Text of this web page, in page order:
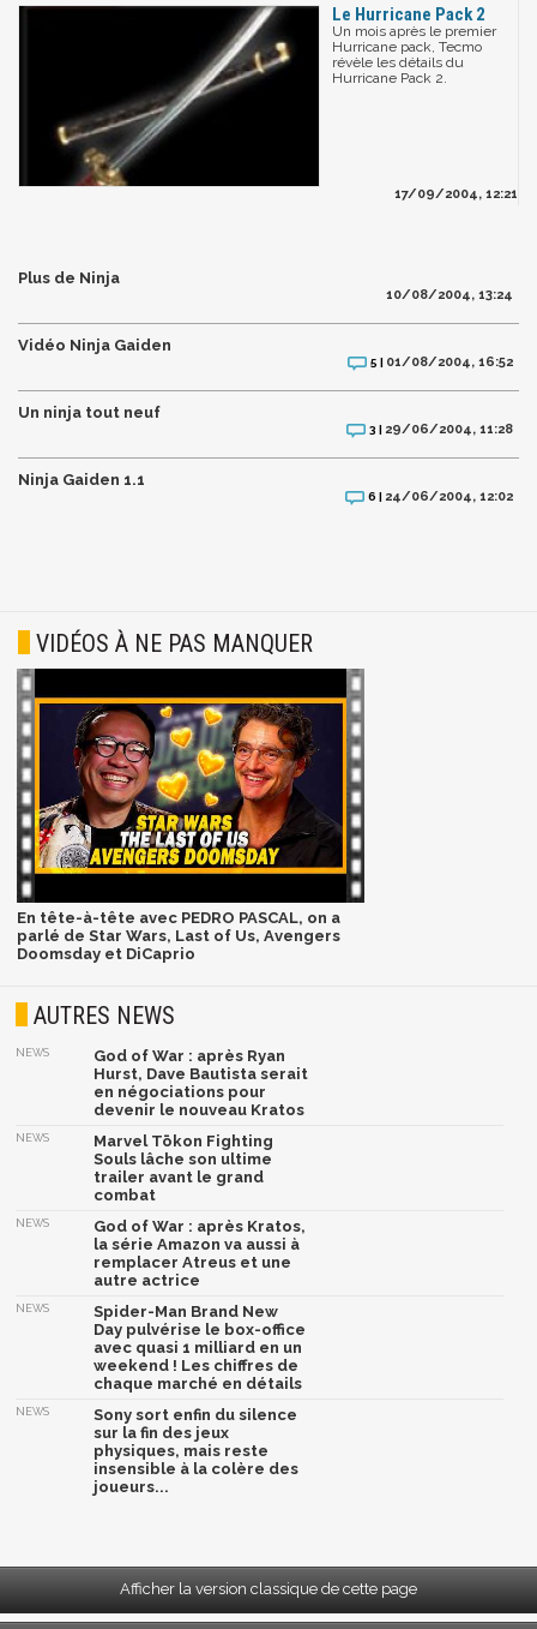
Le Hurricane Pack 2
Un mois après le premier
Hurricane pack, Tecmo
révèle les détails du
Hurricane Pack 2.
17/09/2004, 12:21
Plus de Ninja
10/08/2004, 13:24
Vidéo Ninja Gaiden
5 | 01/08/2004, 16:52
Un ninja tout neuf
3 | 29/06/2004, 11:28
Ninja Gaiden 1.1
6 | 24/06/2004, 12:02
VIDÉOS À NE PAS MANQUER
En tête-à-tête avec PEDRO PASCAL, on a
parlé de Star Wars, Last of Us, Avengers
Doomsday et DiCaprio
AUTRES NEWS
NEWS
God of War : après Ryan
Hurst, Dave Bautista serait
en négociations pour
devenir le nouveau Kratos
NEWS
Marvel Tōkon Fighting
Souls lâche son ultime
trailer avant le grand
combat
NEWS
God of War : après Kratos,
la série Amazon va aussi à
remplacer Atreus et une
autre actrice
NEWS
Spider-Man Brand New
Day pulvérise le box-office
avec quasi 1 milliard en un
weekend ! Les chiffres de
chaque marché en détails
NEWS
Sony sort enfin du silence
sur la fin des jeux
physiques, mais reste
insensible à la colère des
joueurs...
Afficher la version classique de cette page